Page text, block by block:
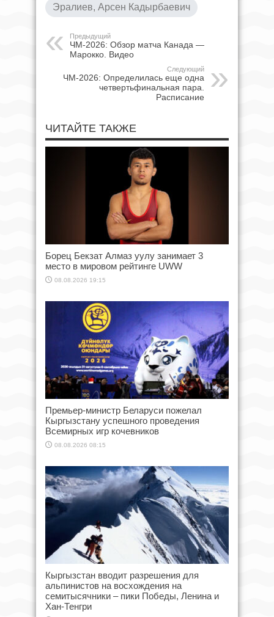
Эралиев, Арсен Кадырбаевич
Предыдущий
ЧМ-2026: Обзор матча Канада —
Марокко. Видео
Следующий
ЧМ-2026: Определилась еще одна
четвертьфинальная пара.
Расписание
ЧИТАЙТЕ ТАКЖЕ
Борец Бекзат Алмаз уулу занимает 3
место в мировом рейтинге UWW
08.08.2026 19:15
Премьер-министр Беларуси пожелал
Кыргызстану успешного проведения
Всемирных игр кочевников
08.08.2026 08:15
Кыргызстан вводит разрешения для
альпинистов на восхождения на
семитысячники – пики Победы, Ленина и
Хан-Тенгри